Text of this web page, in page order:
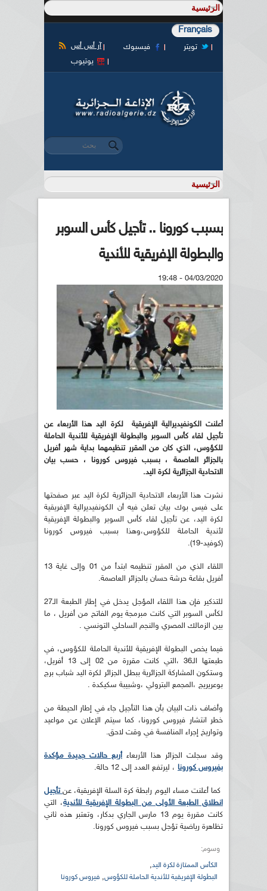
Français
آر أس أس فيسبوك
تويتر
يوتيوب
استمارة البحث
‏بحث ‏
بسبب كورونا .. تأجيل كأس السوبر
والبطولة الإفريقية للأندية
04/03/2020 - 19:48
أعلنت الكونفيديرالية الإفريقية لكرة اليد هذا الأربعاء عن
تأجيل لقاء كأس السوبر والبطولة الإفريقية للأندية الحاملة
للكؤوس، الذي كان من المقرر تنظيمهما بداية شهر أفريل
بالجزائر العاصمة ، بسبب فيروس كورونا ، حسب بيان
الاتحادية الجزائرية لكرة اليد.
نشرت هذا الأربعاء الاتحادية الجزائرية لكرة اليد عبر صفحتها
على فيس بوك بيان تعلن فيه أن الكونفيديرالية الإفريقية
لكرة اليد، عن تأجيل لقاء كأس السوبر والبطولة الإفريقية
لأندية الحاملة للكؤوس،وهذا بسبب فيروس كورونا
(كوفيد-19).
اللقاء الذي من المقرر تنظيمه ابتدأ من 01 وإلى غاية 13
أفريل بقاعة حرشة حسان بالجزائر العاصمة.
للتذكير فإن هذا اللقاء المؤجل يدخل في إطار الطبعة الـ27
لكأس السوبر التي كانت مبرمجة يوم الفاتح من أفريل ، ما
بين الزمالك المصري والنجم الساحلي التونسي .
فيما يخص البطولة الإفريقية للأندية الحاملة للكؤوس، في
طبعتها الـ36 ،التي كانت مقررة من 02 إلى 13 أفريل،
وستكون المشاركة الجزائرية ببطل الجزائر لكرة اليد شباب برج
بوعريريج ،المجمع البترولي ،وشبيبة سكيكدة .
وأضاف ذات البيان بأن هذا التأجيل جاء في إطار الحيطة من
خطر انتشار فيروس كورونا، كما سيتم الإعلان عن مواعيد
وتواريخ إجراء المنافسة في وقت لاحق.
وقد سجلت الجزائر هذا الأربعاءأربع حالات جديدة مؤكدة
بفيروس كورونا ، ليرتفع العدد إلى 12 حالة.
كما أعلنت مساء اليوم رابطة كرة السلة الإفريقية، عنتأجيل
انطلاق الطبعة الأولى من البطولة الإفريقية للأندية، التي
كانت مقررة يوم 13 مارس الجاري بدكار، وتعتبر هذه ثاني
تظاهرة رياضية تؤجل بسبب فيروس كورونا.
وسوم:
الكأس الممتازة لكرة اليد,
البطولة الإفريقية للأندية الحاملة للكؤوس, فيروس كورونا